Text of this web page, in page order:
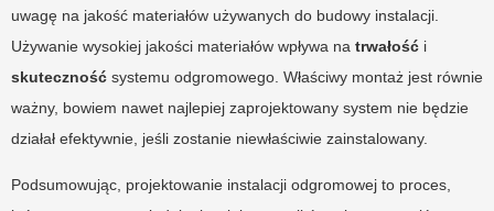
uwagę na jakość materiałów używanych do budowy instalacji.
Używanie wysokiej jakości materiałów wpływa na trwałość i
skuteczność systemu odgromowego. Właściwy montaż jest równie
ważny, bowiem nawet najlepiej zaprojektowany system nie będzie
działał efektywnie, jeśli zostanie niewłaściwie zainstalowany.
Podsumowując, projektowanie instalacji odgromowej to proces,